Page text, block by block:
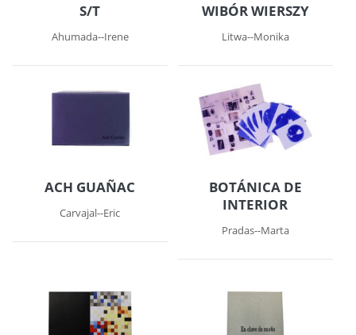
S/T
Ahumada--Irene
WIBÓR WIERSZY
Litwa--Monika
ACH GUAÑAC
Carvajal--Eric
BOTÁNICA DE
INTERIOR
Pradas--Marta